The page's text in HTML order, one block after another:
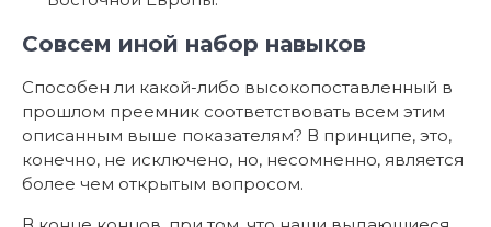
Совсем иной набор навыков
Способен ли какой-либо высокопоставленный в
прошлом преемник соответствовать всем этим
описанным выше показателям? В принципе, это,
конечно, не исключено, но, несомненно, является
более чем открытым вопросом.